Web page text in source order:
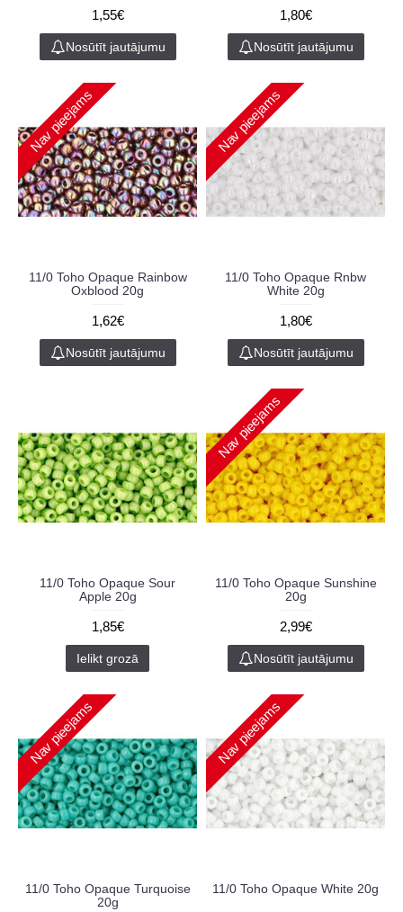
1,55€
Nosūtīt jautājumu
1,80€
Nosūtīt jautājumu
Nav pieejams
11/0 Toho Opaque Rainbow
Oxblood 20g
1,62€
Nosūtīt jautājumu
Nav pieejams
11/0 Toho Opaque Rnbw
White 20g
1,80€
Nosūtīt jautājumu
11/0 Toho Opaque Sour
Apple 20g
1,85€
Ielikt grozā
Nav pieejams
11/0 Toho Opaque Sunshine
20g
2,99€
Nosūtīt jautājumu
Nav pieejams
11/0 Toho Opaque Turquoise
20g
Nav pieejams
11/0 Toho Opaque White 20g